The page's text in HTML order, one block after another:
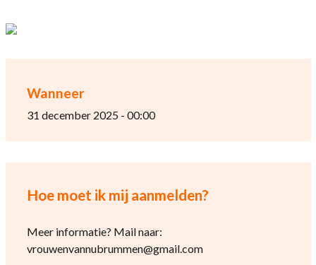
Wanneer
31 december 2025 - 00:00
Hoe moet ik mij aanmelden?
Meer informatie? Mail naar:
vrouwenvannubrummen@gmail.com